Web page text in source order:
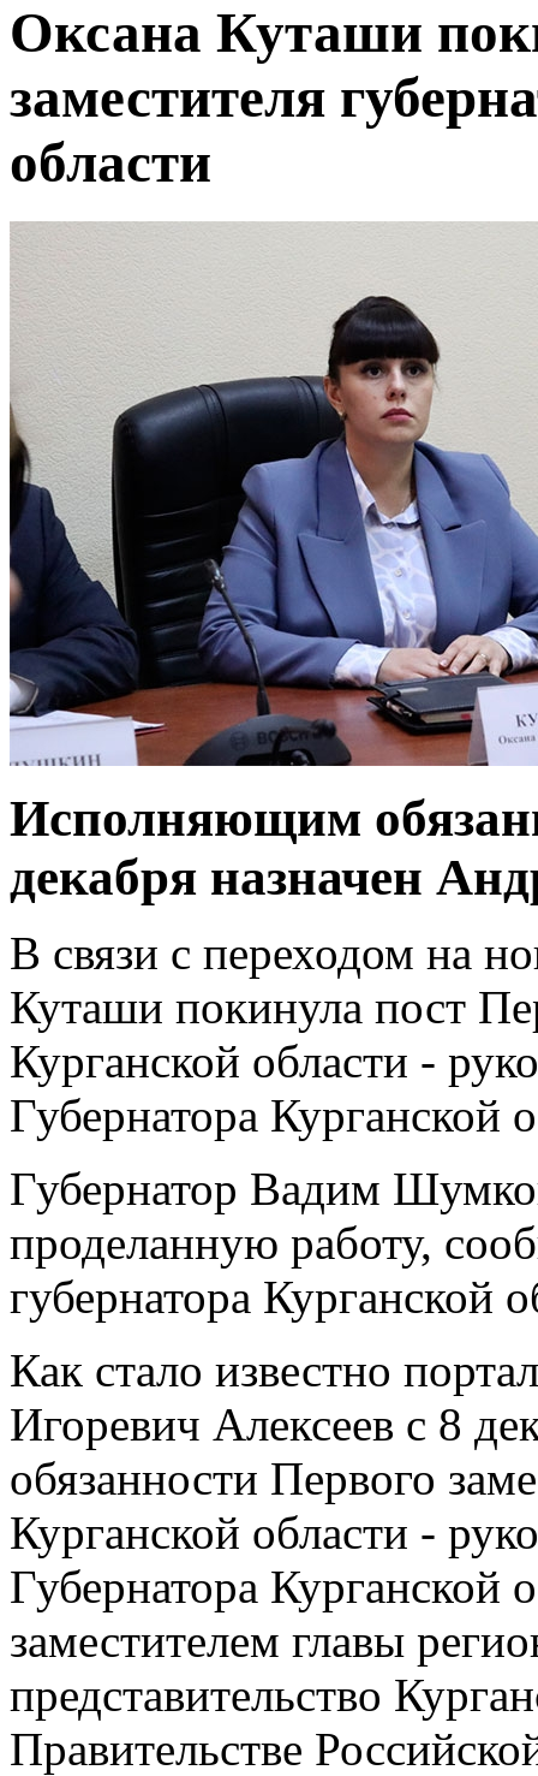
Оксана Куташи
заместителя
области
Исполняющим
декабря назначен
В связи с переходом на
Куташи покинула пост
Курганской области -
Губернатора Курганской
Губернатор Вадим
проделанную работу,
губернатора Курганской
Как стало известно
Игоревич Алексеев с 8
обязанности Первого
Курганской области -
Губернатора Курганской
заместителем главы
представительство
Правительстве